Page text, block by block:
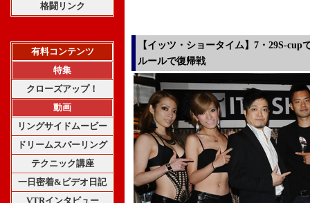
格闘リンク
有料コンテンツ
特集
クローズアップ！
動画
リングサイドムービー
ドリームスパーリング
テクニック講座
一日密着&ビデオ日記
VTRインタビュー
【イッツ・ショータイム】7・29S-cup
ルールで復帰戦